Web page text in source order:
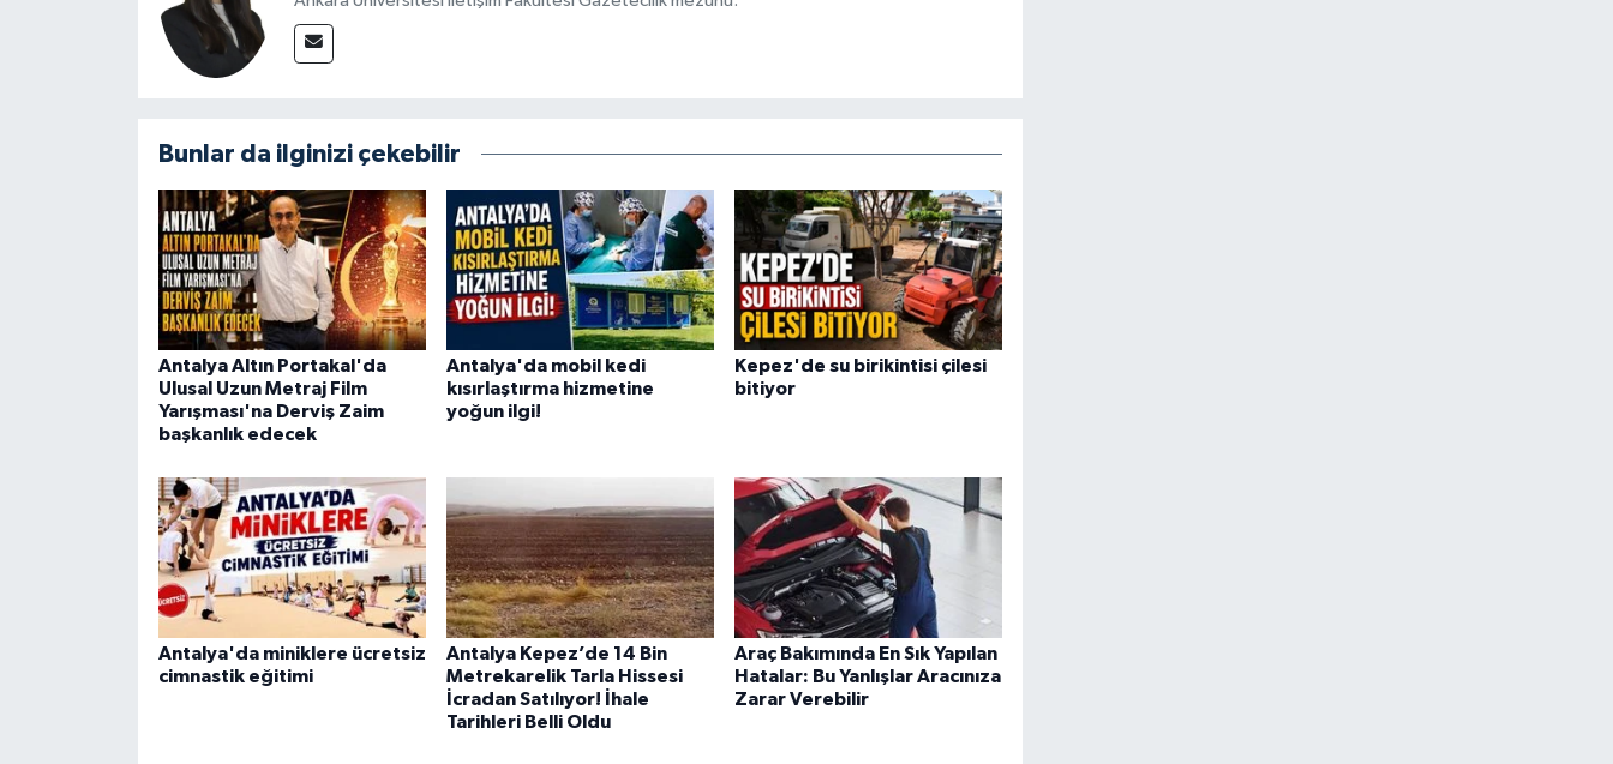
Bunlar da ilginizi çekebilir
Antalya Altın Portakal'da
Ulusal Uzun Metraj Film
Yarışması'na Derviş Zaim
başkanlık edecek
Antalya'da mobil kedi
kısırlaştırma hizmetine
yoğun ilgi!
Kepez'de su birikintisi çilesi
bitiyor
Antalya'da miniklere ücretsiz
cimnastik eğitimi
Antalya Kepez’de 14 Bin
Metrekarelik Tarla Hissesi
İcradan Satılıyor! İhale
Tarihleri Belli Oldu
Araç Bakımında En Sık Yapılan
Hatalar: Bu Yanlışlar Aracınıza
Zarar Verebilir